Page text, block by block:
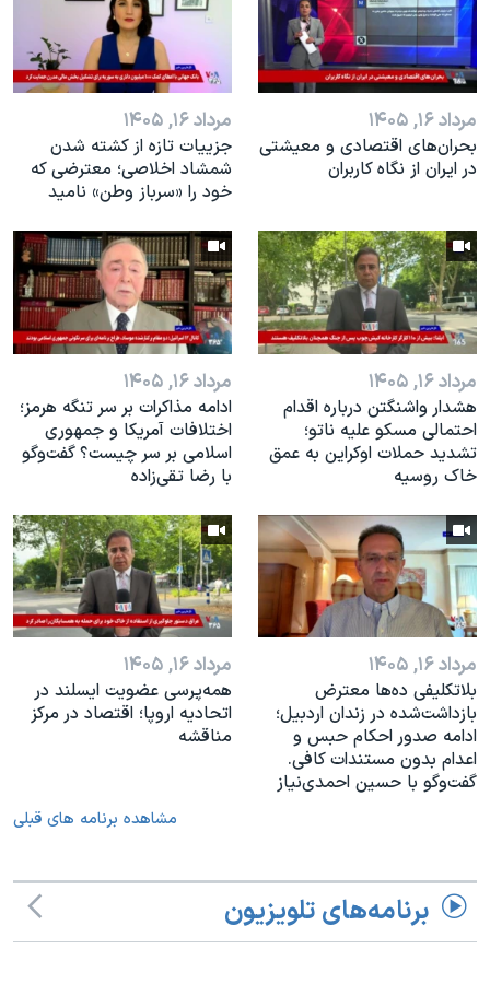
نرگس محمدی برنده جایزه نوبل صلح
همایش محافظه‌کاران آمریکا «سی‌پک»
صفحه‌های ویژه
سفر پرزیدنت ترامپ به چین
مرداد ۱۶, ۱۴۰۵
بحران‌های اقتصادی و معیشتی
در ایران از نگاه کاربران
مرداد ۱۶, ۱۴۰۵
جزییات تازه از کشته شدن
شمشاد اخلاصی؛ معترضی که
خود را «سرباز وطن» نامید
مرداد ۱۶, ۱۴۰۵
هشدار واشنگتن درباره اقدام
احتمالی مسکو علیه ناتو؛
تشدید حملات اوکراین به عمق
خاک روسیه
مرداد ۱۶, ۱۴۰۵
ادامه مذاکرات بر سر تنگه هرمز؛
اختلافات آمریکا و جمهوری
اسلامی بر سر چیست؟ گفت‌وگو
با رضا تقی‌زاده
مرداد ۱۶, ۱۴۰۵
بلاتکلیفی ده‌ها معترض
بازداشت‌شده در زندان اردبیل؛
ادامه صدور احکام حبس و
اعدام بدون مستندات کافی.
گفت‌وگو با حسین احمدی‌نیاز
مرداد ۱۶, ۱۴۰۵
همه‌پرسی عضویت ایسلند در
اتحادیه اروپا؛ اقتصاد در مرکز
مناقشه
مشاهده برنامه های قبلی
برنامه‌های تلویزیون